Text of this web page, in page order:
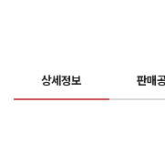
상세정보 판매